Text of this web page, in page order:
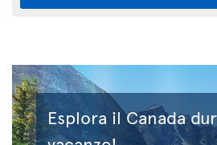
Esplora il Canada